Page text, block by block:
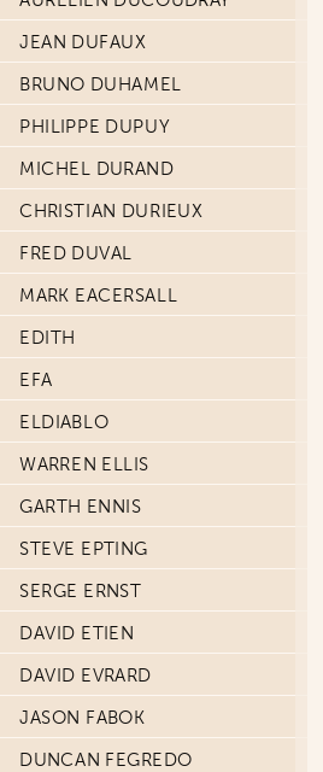
JEAN DUFAUX
BRUNO DUHAMEL
PHILIPPE DUPUY
MICHEL DURAND
CHRISTIAN DURIEUX
FRED DUVAL
MARK EACERSALL
EDITH
EFA
ELDIABLO
WARREN ELLIS
GARTH ENNIS
STEVE EPTING
SERGE ERNST
DAVID ETIEN
DAVID EVRARD
JASON FABOK
DUNCAN FEGREDO